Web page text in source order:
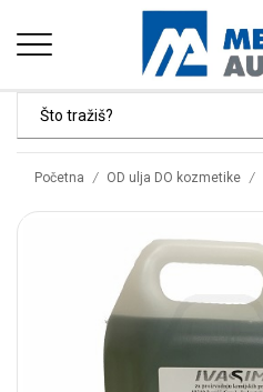
Početna / OD ulja DO kozmetike /